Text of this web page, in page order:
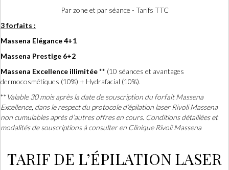
Par zone et par séance - Tarifs TTC
3 forfaits :
Massena Elégance 4+1
Massena Prestige 6+2
Massena Excellence illimitée** (10 séances et avantages
dermocosmétiques (10%) + Hydrafacial (10%).
**Valable 30 mois après la date de souscription du forfait Massena
Excellence, dans le respect du protocole d’épilation laser Rivoli Massena
non cumulables après d’autres offres en cours. Conditions détaillées et
modalités de souscriptions à consulter en Clinique Rivoli Massena
TARIF DE L’ÉPILATION LASER